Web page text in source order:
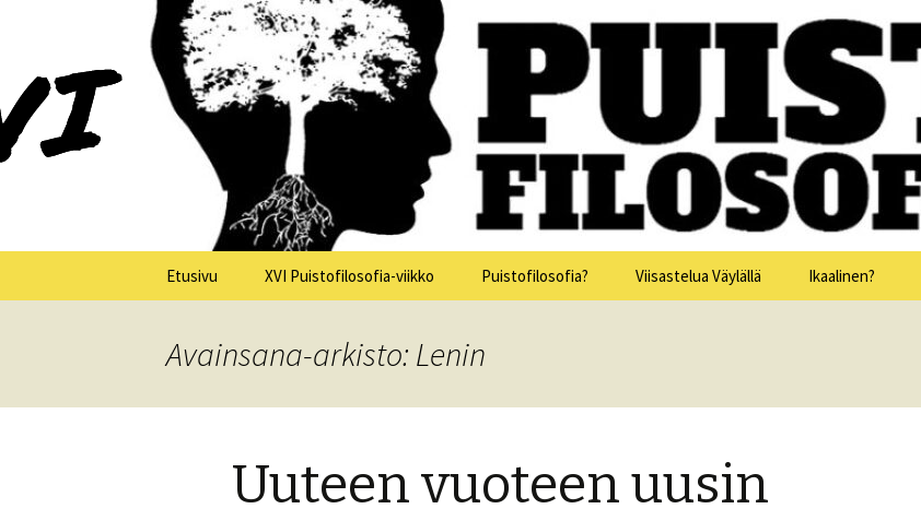
Puistofilosofia
XV Puistofilosofia-viikko Ikaalisissa 15.-19.7.2025
Etusivu XVI Puistofilosofia-viikko
Torstai 23.7.
Puistofilosofia? Viisastelua Väylällä Ikaalinen?
Avainsana-arkisto: Lenin
Uuteen vuoteen uusin